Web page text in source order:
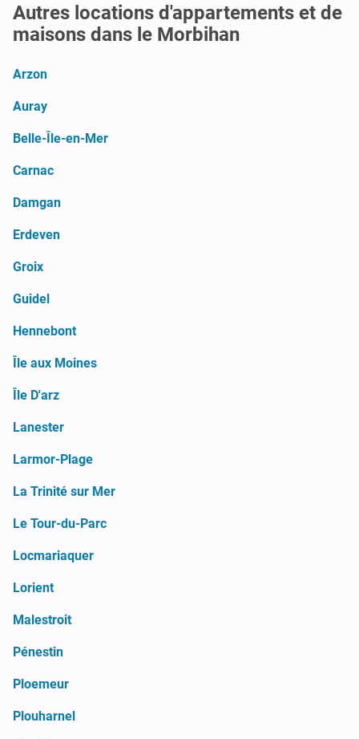
Autres locations d'appartements et de
maisons dans le Morbihan
Arzon
Auray
Belle-Île-en-Mer
Carnac
Damgan
Erdeven
Groix
Guidel
Hennebont
Île aux Moines
Île D'arz
Lanester
Larmor-Plage
La Trinité sur Mer
Le Tour-du-Parc
Locmariaquer
Lorient
Malestroit
Pénestin
Ploemeur
Plouharnel